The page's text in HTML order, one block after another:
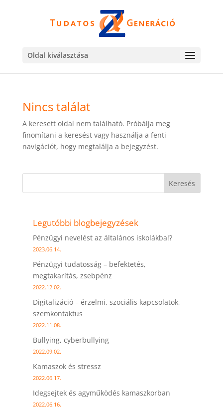
Oldal kiválasztása
Nincs találat
A keresett oldal nem található. Próbálja meg
finomítani a keresést vagy használja a fenti
navigációt, hogy megtalálja a bejegyzést.
Keresés
Legutóbbi blogbejegyzések
Pénzügyi nevelést az általános iskolákba!?
2023.06.14.
Pénzügyi tudatosság – befektetés,
megtakarítás, zsebpénz
2022.12.02.
Digitalizáció – érzelmi, szociális kapcsolatok,
szemkontaktus
2022.11.08.
Bullying, cyberbullying
2022.09.02.
Kamaszok és stressz
2022.06.17.
Idegsejtek és agyműködés kamaszkorban
2022.06.16.